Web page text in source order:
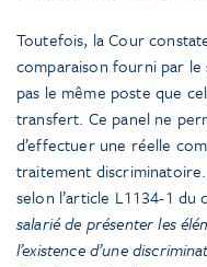
Toutefois, la Cour
comparaison fourni par le
pas le même poste que
transfert. Ce panel ne
d’effectuer une réelle
traitement
selon l’article L1134-1 du
salarié de présenter les
l’existence d’une